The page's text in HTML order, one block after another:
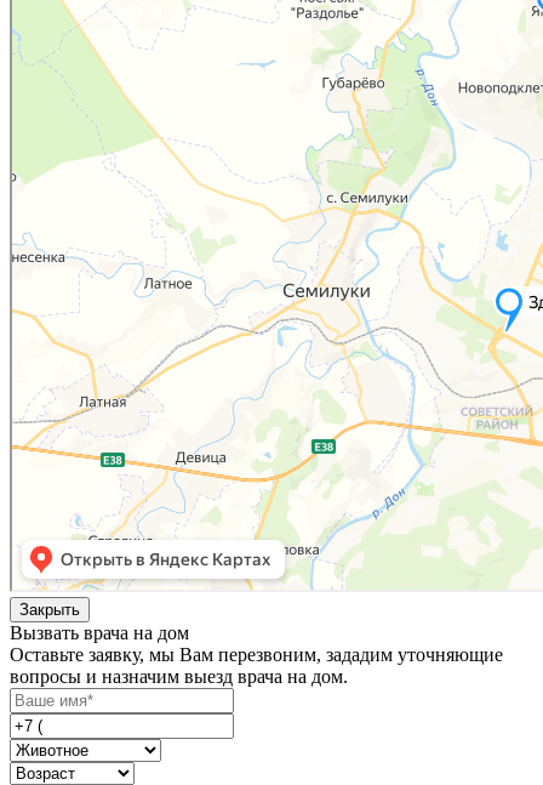
Закрыть
Вызвать врача на дом
Оставьте заявку, мы Вам перезвоним, зададим уточняющие
вопросы и назначим выезд врача на дом.